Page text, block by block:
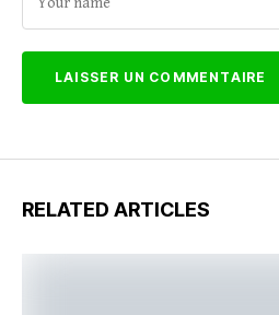
RELATED ARTICLES